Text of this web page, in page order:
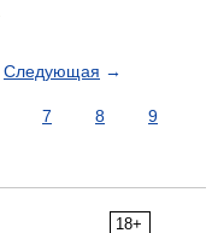
Следующая →
7 8
9
18+